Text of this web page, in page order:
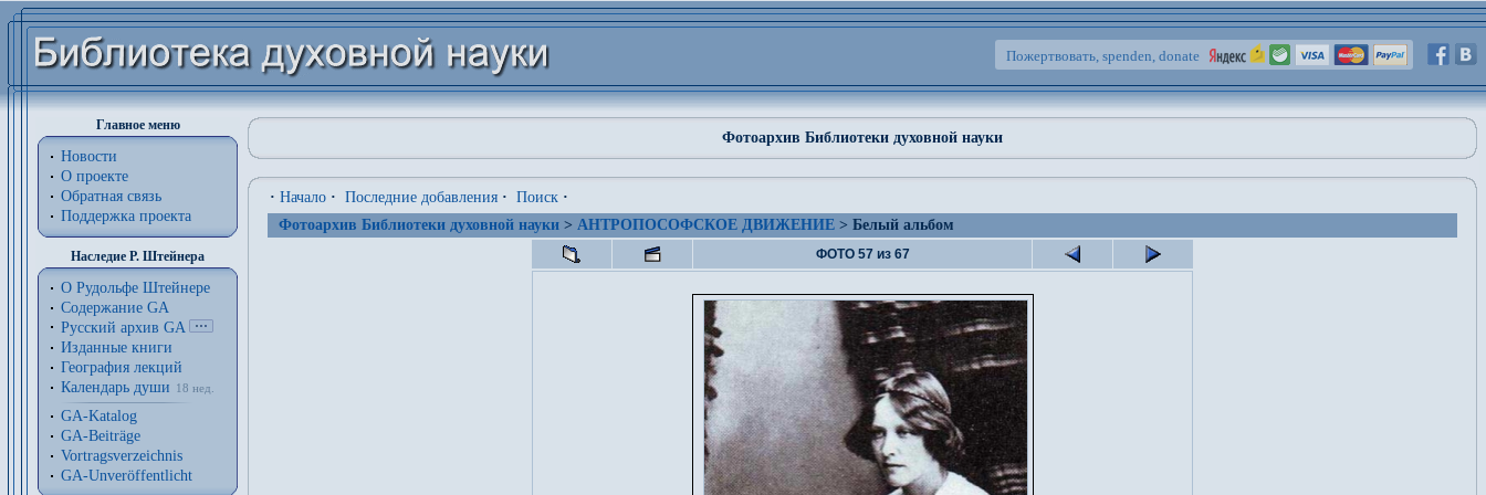
Пожертвовать, spenden, donate
Главное меню
Новости
О проекте
Обратная связь
Поддержка проекта
Наследие Р. Штейнера
О Рудольфе Штейнере
Содержание GA
Русский архив GA
Изданные книги
География лекций
Календарь души
18 нед.
GA-Katalog
GA-Beiträge
Vortragsverzeichnis
GA-Unveröffentlicht
Фотоархив Библиотеки духовной науки
· Начало · Последние добавления · Поиск ·
Фотоархив Библиотеки духовной науки > АНТРОПОСОФСКОЕ ДВИЖЕНИЕ > Белый альбом
ФОТО 57 из 67